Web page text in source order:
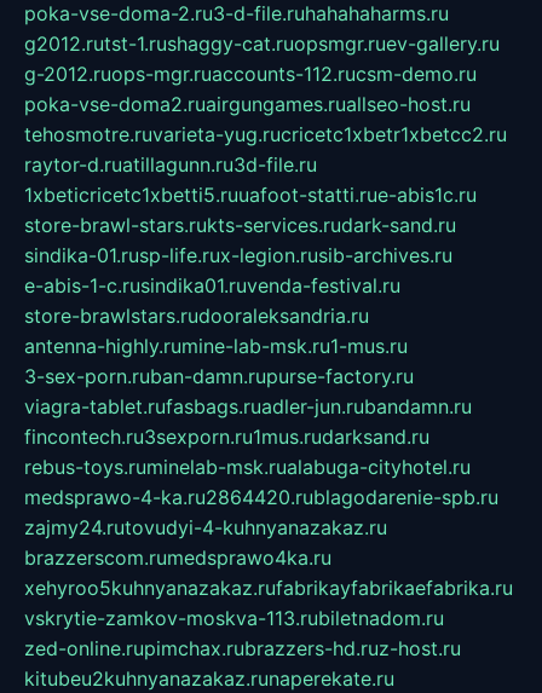
poka-vse-doma-2.ru3-d-file.ruhahahaharms.ru
g2012.rutst-1.rushaggy-cat.ruopsmgr.ruev-gallery.ru
g-2012.ruops-mgr.ruaccounts-112.rucsm-demo.ru
poka-vse-doma2.ruairgungames.ruallseo-host.ru
tehosmotre.ruvarieta-yug.rucricetc1xbetr1xbetcc2.ru
raytor-d.ruatillagunn.ru3d-file.ru
1xbeticricetc1xbetti5.ruuafoot-statti.rue-abis1c.ru
store-brawl-stars.rukts-services.rudark-sand.ru
sindika-01.rusp-life.rux-legion.rusib-archives.ru
e-abis-1-c.rusindika01.ruvenda-festival.ru
store-brawlstars.rudooraleksandria.ru
antenna-highly.rumine-lab-msk.ru1-mus.ru
3-sex-porn.ruban-damn.rupurse-factory.ru
viagra-tablet.rufasbags.ruadler-jun.rubandamn.ru
fincontech.ru3sexporn.ru1mus.rudarksand.ru
rebus-toys.ruminelab-msk.rualabuga-cityhotel.ru
medsprawo-4-ka.ru2864420.rublagodarenie-spb.ru
zajmy24.rutovudyi-4-kuhnyanazakaz.ru
brazzerscom.rumedsprawo4ka.ru
xehyroo5kuhnyanazakaz.rufabrikayfabrikaefabrika.ru
vskrytie-zamkov-moskva-113.rubiletnadom.ru
zed-online.rupimchax.rubrazzers-hd.ruz-host.ru
kitubeu2kuhnyanazakaz.runaperekate.ru